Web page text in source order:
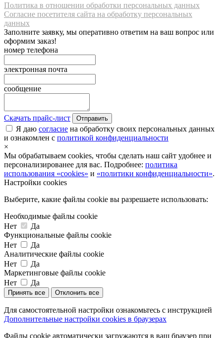
Политика в отношении обработки персональных данных
Согласие посетителя сайта на обработку персональных
данных
Заполните заявку, мы оперативно ответим на ваш вопрос или
оформим заказ!
номер телефона
электронная почта
сообщение
Скачать прайс-лист Отправить
Я даю согласие на обработку своих персональных данных
и ознакомлен с политикой конфиденциальности
×
Мы обрабатываем cookies, чтобы сделать наш сайт удобнее и
персонализированее для вас. Подробнее: политика
использования «cookies» и «политики конфиденциальности».
Настройки cookies
Выберите, какие файлы cookie вы разрешаете использовать:
Необходимые файлы cookie
Нет
Да
Функциональные файлы cookie
Нет
Да
Аналитические файлы cookie
Нет
Да
Маркетинговые файлы cookie
Нет
Да
Принять все Отклонить все
Для самостоятельной настройки ознакомьтесь с инструкцией
Дополнительные настройки cookies в браузерах
Файлы cookie автоматически загружаются в ваш браузер при